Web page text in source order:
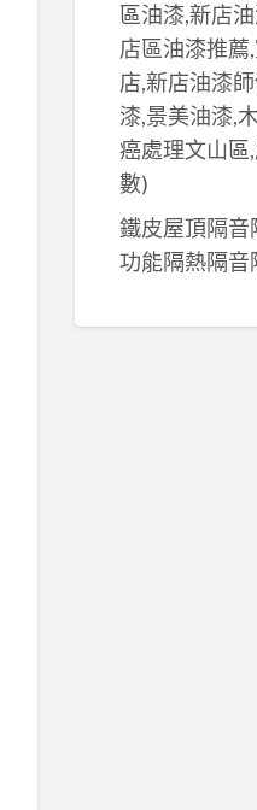
區油漆,新店
店區油漆推薦
店,新店油漆
漆,景美油漆,
癌處理文山區
數)
鐵皮屋頂隔音
功能隔熱隔音